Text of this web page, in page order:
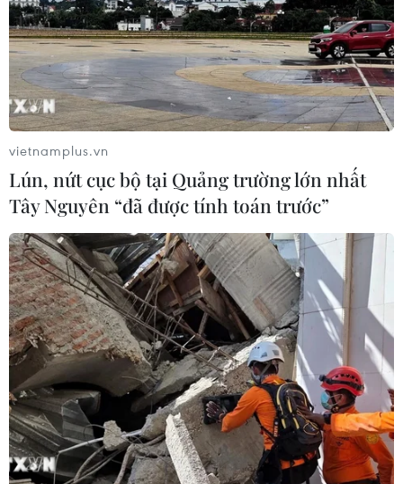
vietnamplus.vn
Lún, nứt cục bộ tại Quảng trường lớn nhất
Tây Nguyên “đã được tính toán trước”